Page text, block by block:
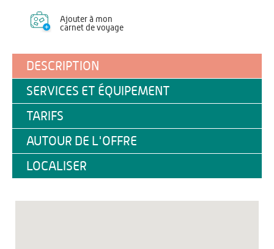
Ajouter à mon
carnet de voyage
DESCRIPTION
SERVICES ET ÉQUIPEMENT
TARIFS
AUTOUR DE L'OFFRE
LOCALISER